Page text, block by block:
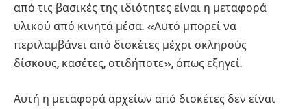
από τις βασικές της ιδιότητες είναι η μεταφορά
υλικού από κινητά μέσα. «Αυτό μπορεί να
περιλαμβάνει από δισκέτες μέχρι σκληρούς
δίσκους, κασέτες, οτιδήποτε», όπως εξηγεί.
Αυτή η μεταφορά αρχείων από δισκέτες δεν είναι